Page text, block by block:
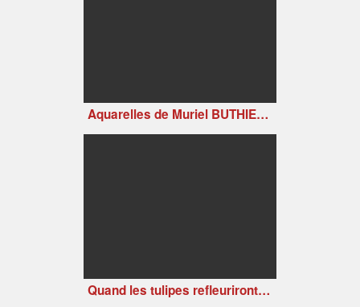
Aquarelles de Muriel BUTHIER-CHARTRAIN
Quand les tulipes refleuriront (Tulips Shall Grow, 1942)